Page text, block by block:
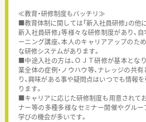
≪教育・研修制度もバッチリ≫
■教育体制に関しては「新入社員研修」の他
新入社員研修」等様々な研修制度があり、
ーニング講座、本人のキャリアアップのた
な研修システムがあります。
■中途入社の方は、ＯＪＴ研修が基本とな
業全体の症例・ノウハウ等、ナレッジの共
り、興味がある事や疑問点はいつでも情報
ります。
■キャリアに応じた研修制度も用意されて
ナー等の多種多様なセミナー開催やグル
学びの機会が多いです。